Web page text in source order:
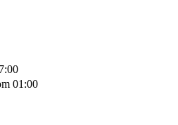
01:00